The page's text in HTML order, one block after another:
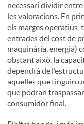
necessari dividir entre
les valoracions. En
els marges operatius,
entrades del cost de
maquinària, energia)
obstant això, la
dependrà de
aquelles que tinguin
que podran
consumidor final.